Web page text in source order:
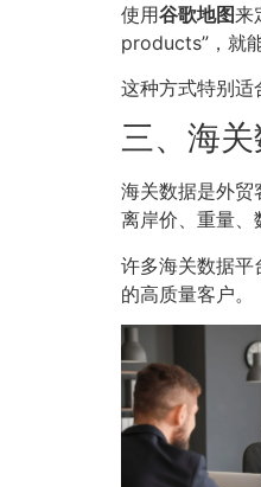
使用谷歌地图来
products”，就
这种方式特别适
三、海
海关数据是外贸
离岸价、重量、
许多海关数据平
的高质量客户。